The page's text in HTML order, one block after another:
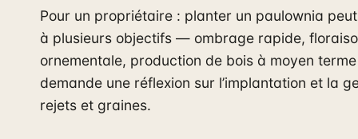
Pour un propriétaire : planter un paulownia
à plusieurs objectifs — ombrage rapide,
ornementale, production de bois à moyen
demande une réflexion sur l’implantation et la
rejets et graines.